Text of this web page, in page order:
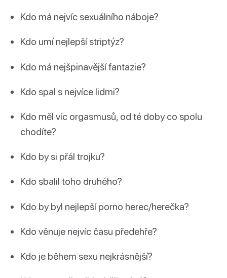
Kdo má nejvíc sexuálního náboje?
Kdo umí nejlepší striptýz?
Kdo má nejšpinavější fantazie?
Kdo spal s nejvíce lidmi?
Kdo měl víc orgasmusů, od té doby co spolu
chodíte?
Kdo by si přál trojku?
Kdo sbalil toho druhého?
Kdo by byl nejlepší porno herec/herečka?
Kdo věnuje nejvíc času předehře?
Kdo je během sexu nejkrásnější?